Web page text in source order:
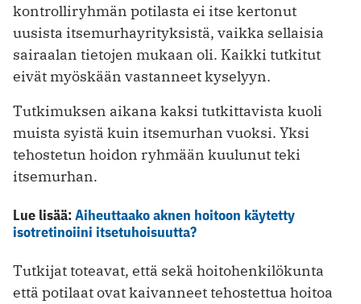
kontrolliryhmän potilasta ei itse kertonut
uusista itsemurhayrityksistä, vaikka sellaisia
sairaalan tietojen mukaan oli. Kaikki tutkitut
eivät myöskään vastanneet kyselyyn.
Tutkimuksen aikana kaksi tutkittavista kuoli
muista syistä kuin itsemurhan vuoksi. Yksi
tehostetun hoidon ryhmään kuulunut teki
itsemurhan.
Lue lisää:Aiheuttaako aknen hoitoon käytetty
isotretinoiini itsetuhoisuutta?
Tutkijat toteavat, että sekä hoitohenkilökunta
että potilaat ovat kaivanneet tehostettua hoitoa